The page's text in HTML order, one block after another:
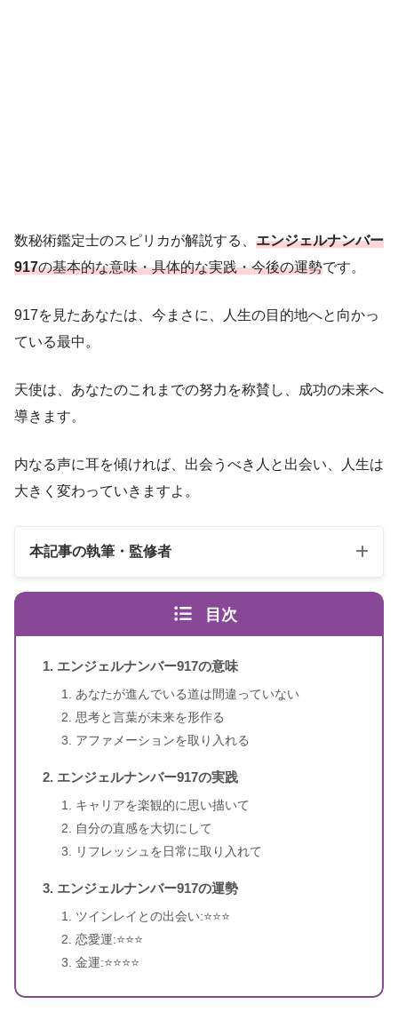
数秘術鑑定士のスピリカが解説する、 エンジェルナンバー
917の基本的な意味・具体的な実践・今後の運勢です。
917を見たあなたは、今まさに、人生の目的地へと向かっ
ている最中。
天使は、あなたのこれまでの努力を称賛し、成功の未来へ
導きます。
内なる声に耳を傾ければ、出会うべき人と出会い、人生は
大きく変わっていきますよ。
本記事の執筆・監修者
スピリカ（自己紹介はこちら）
目次
エンジェルナンバー917の意味
あなたが進んでいる道は間違っていない
思考と言葉が未来を形作る
アファメーションを取り入れる
エンジェルナンバー917の実践
キャリアを楽観的に思い描いて
自分の直感を大切にして
リフレッシュを日常に取り入れて
エンジェルナンバー917の運勢
ツインレイとの出会い:⭐️⭐️⭐️
恋愛運:⭐️⭐️⭐️
金運:⭐️⭐️⭐️⭐️